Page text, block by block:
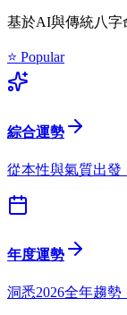
基於AI與傳統八字
⭐ Popular
綜合運勢
從本性與氣質出發
年度運勢
洞悉2026全年趨